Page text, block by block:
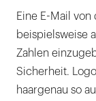
Eine E-Mail
beispielsweise
Zahlen
Sicherheit.
haargenau so